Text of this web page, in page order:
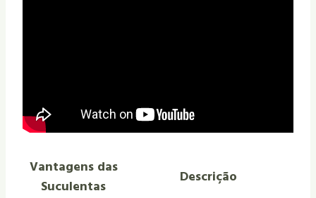
Vantagens das
Suculentas
Descrição